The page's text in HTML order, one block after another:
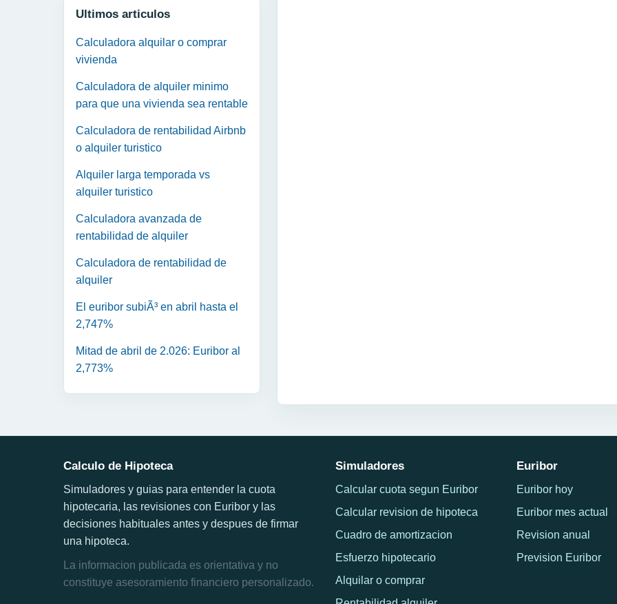
Ultimos articulos
Calculadora alquilar o comprar
vivienda
Calculadora de alquiler minimo
para que una vivienda sea rentable
Calculadora de rentabilidad Airbnb
o alquiler turistico
Alquiler larga temporada vs
alquiler turistico
Calculadora avanzada de
rentabilidad de alquiler
Calculadora de rentabilidad de
alquiler
El euribor subiÃ³ en abril hasta el
2,747%
Mitad de abril de 2.026: Euribor al
2,773%
Calculo de Hipoteca
Simuladores y guias para entender la cuota
hipotecaria, las revisiones con Euribor y las
decisiones habituales antes y despues de firmar
una hipoteca.
La informacion publicada es orientativa y no
constituye asesoramiento financiero personalizado.
Simuladores
Calcular cuota segun Euribor
Calcular revision de hipoteca
Cuadro de amortizacion
Esfuerzo hipotecario
Alquilar o comprar
Euribor
Euribor hoy
Euribor mes actual
Revision anual
Prevision Euribor